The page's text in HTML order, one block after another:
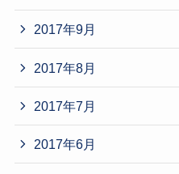
2017年9月
2017年8月
2017年7月
2017年6月